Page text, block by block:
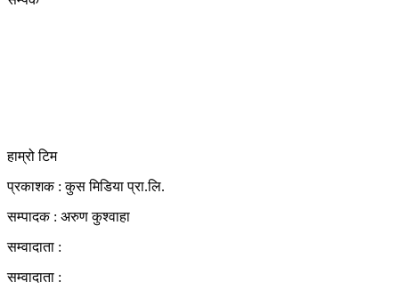
हाम्रो टिम
प्रकाशक : कुस मिडिया प्रा‍.लि.
सम्पादक : अरुण कुश्वाहा
सम्वादाता :
सम्वादाता :